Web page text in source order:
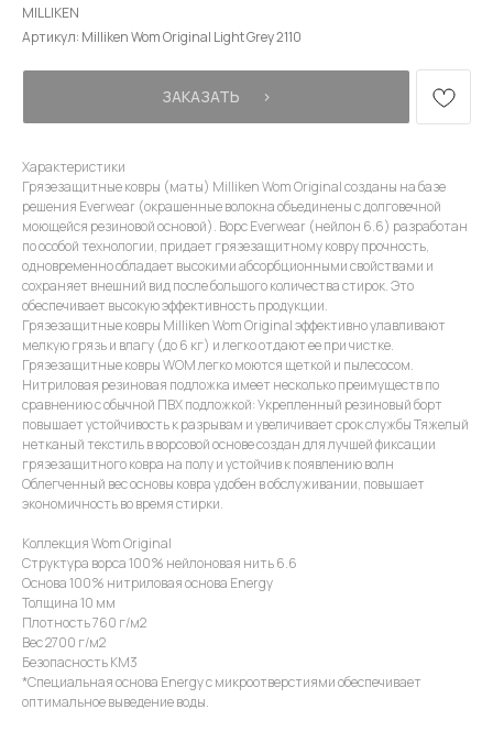
MILLIKEN
Артикул: Milliken Wom Original Light Grey 2110
ЗАКАЗАТЬ⠀⠀›
Характеристики
Грязезащитные ковры (маты) Milliken Wom Original созданы на базе
решения Everwear (окрашенные волокна объединены с долговечной
моющейся резиновой основой). Ворс Everwear (нейлон 6.6) разработан
по особой технологии, придает грязезащитному ковру прочность,
одновременно обладает высокими абсорбционными свойствами и
сохраняет внешний вид после большого количества стирок. Это
обеспечивает высокую эффективность продукции.
Грязезащитные ковры Milliken Wom Original эффективно улавливают
мелкую грязь и влагу (до 6 кг) и легко отдают ее при чистке.
Грязезащитные ковры WOM легко моются щеткой и пылесосом.
Нитриловая резиновая подложка имеет несколько преимуществ по
сравнению с обычной ПВХ подложкой: Укрепленный резиновый борт
повышает устойчивость к разрывам и увеличивает срок службы Тяжелый
нетканый текстиль в ворсовой основе создан для лучшей фиксации
грязезащитного ковра на полу и устойчив к появлению волн
Облегченный вес основы ковра удобен в обслуживании, повышает
экономичность во время стирки.
Коллекция Wom Original
Структура ворса 100% нейлоновая нить 6.6
Основа 100% нитриловая основа Energy
Толщина 10 мм
Плотность 760 г/м2
Вес 2700 г/м2
Безопасность КМ3
*Специальная основа Energy с микроотверстиями обеспечивает
оптимальное выведение воды.